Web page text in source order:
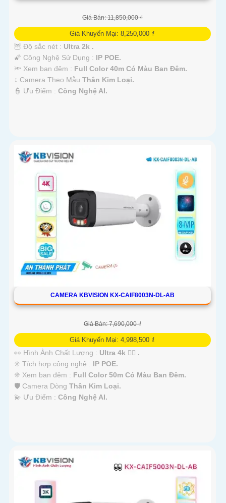
Giá Bán: 11,850,000 ₫
Giá Khuyến Mại: 8,250,000 ₫
🦉 Độ sắc nét : Ultra 2k .
🌠 Công Nghệ Sử Dụng : IP POE.
🔦 Xem ban đêm : Full Color 40m Có Màu Ban Đêm.
↕️ Camera Theo Mẫu Thân Kim Loại.
️👮 Ưu Điểm : Công Nghệ AI.
CAMERA KBVISION KX-CAIF8003N-DL-AB
Giá Bán: 7,690,000 ₫
Giá Khuyến Mại: 4,998,500 ₫
👀 Hình Ành Chất Lượng : Ultra 4k 👍🏾 .
✳️ Tích hợp công nghệ : IP POE.
❈ Xem ban đêm : Full Color 50m Có Màu Ban Đêm.
🛡 Camera Dòng Thân Kim Loại.
️💫 Ưu Điểm : Công Nghệ AI.